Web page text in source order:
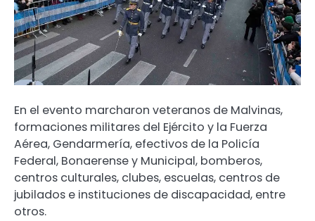
En el evento marcharon veteranos de Malvinas,
formaciones militares del Ejército y la Fuerza
Aérea, Gendarmería, efectivos de la Policía
Federal, Bonaerense y Municipal, bomberos,
centros culturales, clubes, escuelas, centros de
jubilados e instituciones de discapacidad, entre
otros.